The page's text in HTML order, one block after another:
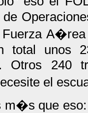
total unos
Otros
el
m�s que